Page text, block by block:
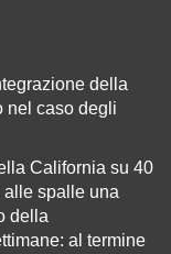
della
nel caso degli
California su 40
alle spalle una
della
al termine